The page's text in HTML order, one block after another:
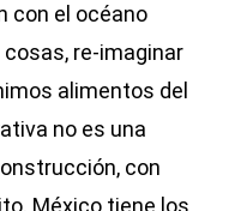
con el océano
re-imaginar
alimentos del
no es una
con
México tiene los